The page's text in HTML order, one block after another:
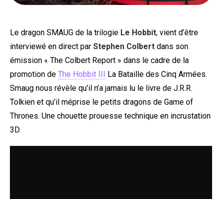
Le dragon SMAUG de la trilogie Le Hobbit, vient d’être
interviewé en direct par Stephen Colbert dans son
émission « The Colbert Report » dans le cadre de la
promotion de The Hobbit III La Bataille des Cinq Armées.
Smaug nous révèle qu’il n’a jamais lu le livre de J.R.R.
Tolkien et qu’il méprise le petits dragons de Game of
Thrones. Une chouette prouesse technique en incrustation
3D.